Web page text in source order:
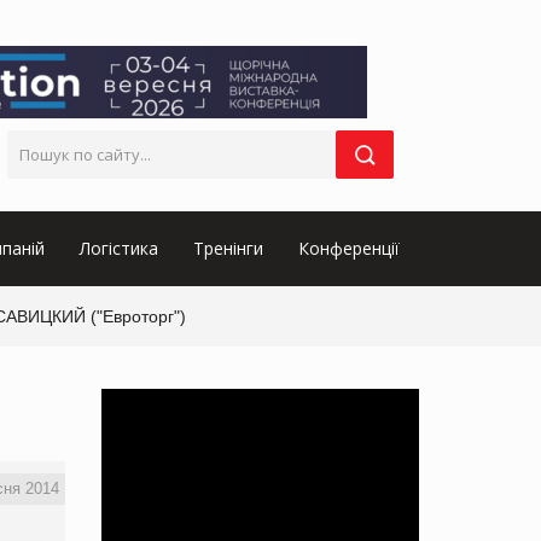
Логістика Тренінги Конференції
("Евроторг")
2014